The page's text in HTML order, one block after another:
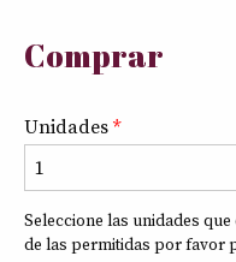
Comprar
Unidades *
Seleccione las unidades
de las permitidas por favor